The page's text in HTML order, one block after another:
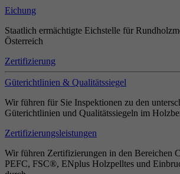
Eichung
Staatlich ermächtigte Eichstelle für
Österreich
Zertifizierung
Güterichtlinien & Qualitätssiegel
Wir führen für Sie Inspektionen zu den
Güterichtlinien und Qualitätssiegeln im
Zertifizierungsleistungen
Wir führen Zertifizierungen in den Bereichen
PEFC, FSC®, ENplus Holzpelltes und